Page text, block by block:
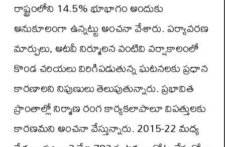
రాష్ట్రంలోని 14.5% భూభాగం అందుకు
అనుకూలంగా ఉన్నట్టు అంచనా వేశారు. పర్యావరణ
మార్పులు, అటవీ నిర్మూలన వంటివి వర్షాకాలంలో
కొండ చరియలు విరిగిపడుతున్న ఘటనలకు ప్రధాన
కారణాలని నిపుణులు తెలుపుతున్నారు. ప్రభావిత
ప్రాంతాల్లో నిర్మాణ రంగ కార్యకలాపాలూ విపత్తులకు
కారణమని అంచనా వేస్తున్నారు. 2015-22 మధ్య